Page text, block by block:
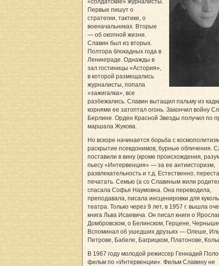
Первые пишут о
стратегии, тактике, о
военачальниках. Вторые
— об окопной жизни.
Славин был из вторых.
Полтора блокадных года в
Ленинграде. Однажды в
зал гостиницы «Астория»,
в которой размещались
журналисты, попала
«зажигалка», все
разбежались. Славин вытащил пальму из
корнями ее затоптал огонь. Закончил войну
Берлине. Орден Красной Звезды получил по
маршала Жукова.
Но вскоре начинается борьба с
раскрытие псевдонимов, бурные обличения.
поставили в вину (кроме происхождения,
пьесу «Интервенция» — за ее антиисторизм,
развлекательность и т.д. Естественно,
печатать. Семью (а со Славиным жили
спасала Софья Наумовна. Она переводила,
преподавала, писала инсценировки для
театра. Только через 9 лет, в 1957 г. вышла
книга Льва Исаевича. Он писал книги о
Домбровском, о Белинском, Герцене,
Вспоминал об ушедших друзьях — Олеше,
Петрове, Бабеле, Багрицком, Платонове,
В 1967 году молодой режиссер Геннадий
фильм по «Интервенции». Фильм Славину не